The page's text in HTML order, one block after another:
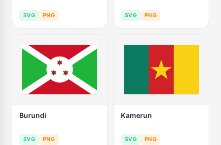
SVG PNG SVG PNG
Burundi
SVG PNG
Kamerun
SVG PNG